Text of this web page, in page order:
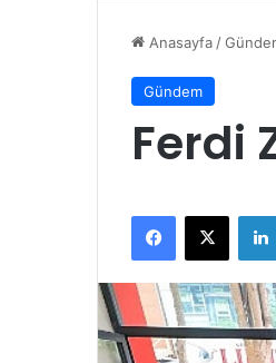
Anasayfa /
Gündem
Ferdi